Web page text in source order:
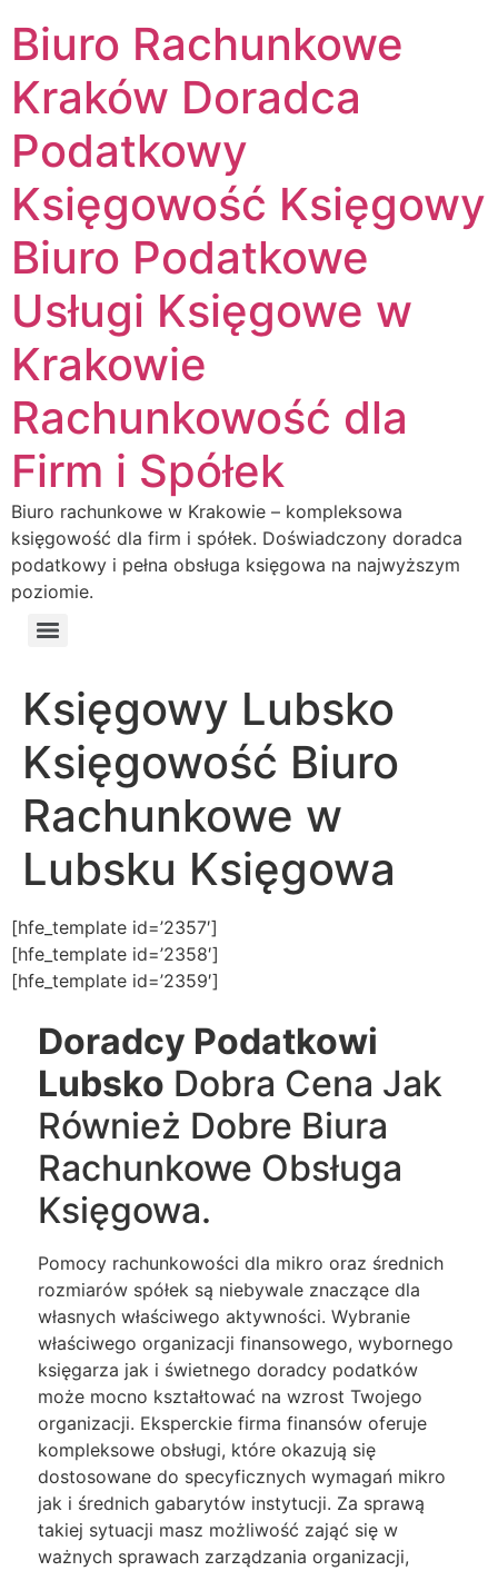
Biuro Rachunkowe
Kraków Doradca
Podatkowy
Księgowość Księgowy
Biuro Podatkowe
Usługi Księgowe w
Krakowie
Rachunkowość dla
Firm i Spółek
Biuro rachunkowe w Krakowie – kompleksowa
księgowość dla firm i spółek. Doświadczony doradca
podatkowy i pełna obsługa księgowa na najwyższym
poziomie.
Księgowy Lubsko
Księgowość Biuro
Rachunkowe w
Lubsku Księgowa
[hfe_template id=’2357′]
[hfe_template id=’2358′]
[hfe_template id=’2359′]
Doradcy Podatkowi
Lubsko Dobra Cena Jak
Również Dobre Biura
Rachunkowe Obsługa
Księgowa.
Pomocy rachunkowości dla mikro oraz średnich
rozmiarów spółek są niebywale znaczące dla
własnych właściwego aktywności. Wybranie
właściwego organizacji finansowego, wybornego
księgarza jak i świetnego doradcy podatków
może mocno kształtować na wzrost Twojego
organizacji. Eksperckie firma finansów oferuje
kompleksowe obsługi, które okazują się
dostosowane do specyficznych wymagań mikro
jak i średnich gabarytów instytucji. Za sprawą
takiej sytuacji masz możliwość zająć się w
ważnych sprawach zarządzania organizacji,